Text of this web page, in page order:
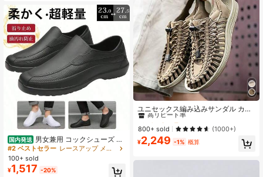
ミニマリストファッションキャンバ
スメッシュトレーニングシューズ, ス
ポーツシューズ, ファッションニッチ
フラットカジュアルシューズ, クラシ
ックイエロー
国内発送 男女兼用 コックシューズ 厨
房作業靴 滑り止めソール 防水耐油
柔らかい底 耐磨耗 長時間作業対応
レストラン・飲食サービス向け 軽量
疲れにくい
#2 ベストセラー
レースアップ メンズ作業靴・安全靴
100+ sold
¥1,517 -20%
ユニセックス編み込みサンダル カッ
プル サンダル 男性のビーチサンダル
ローマサンダル 水上トレッキングザ
ック 靴
#2 ベストセラー
高リピート率
#2 ベストセラー
高リピート率
#2 ベストセラー
高リピート率
#2 ベストセラー
800+ sold (1000+)
¥2,249 -1% 概算